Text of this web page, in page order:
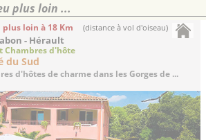
plus loin ...
plus loin à 18 Km (distance à vol d'oiseau)
- Hérault
Chambres d'hôte
du Sud
d'hôtes de charme dans les Gorges de ...